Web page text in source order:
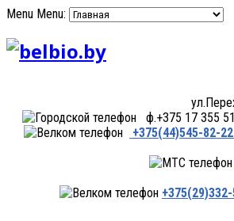
Menu Menu:
ф.+375 17 355
+375(44)545-82-22